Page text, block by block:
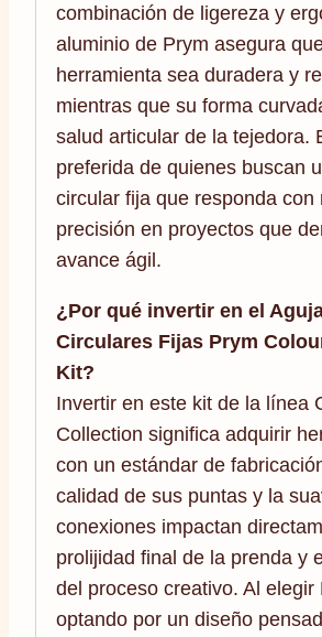
combinación de ligereza y
aluminio de Prym asegura
herramienta sea duradera y
mientras que su forma
salud articular de la tejedora.
preferida de quienes buscan
circular fija que responda con
precisión en proyectos que
avance ágil.
¿Por qué invertir en el
Circulares Fijas Prym
Kit?
Invertir en este kit de la línea
Collection significa adquirir
con un estándar de
calidad de sus puntas y la
conexiones impactan
prolijidad final de la prenda y
del proceso creativo. Al elegir
optando por un diseño